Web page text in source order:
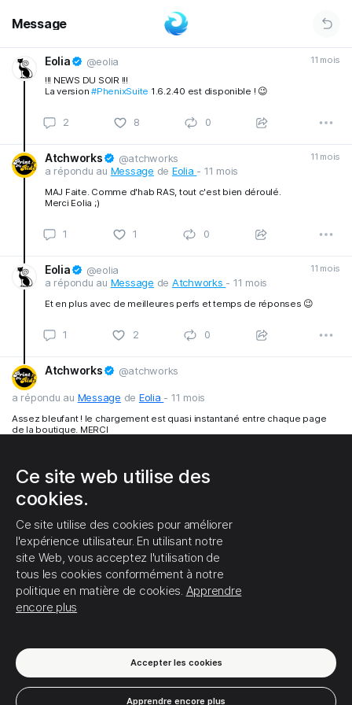
Message
Eolia @eolia
11 mois
!!! NEWS DU SOIR !!!
La version#PhenixSuite 1.6.2.40 est disponible ! 😉
Atchworks @atchworks 11 mois
a répondu au Message de Eolia - 11 mois
MAJ Faite. Comme d'hab RAS, tout c'est bien déroulé.
Merci Eolia ;)
1 1 0
Eolia @eolia 11 mois
a répondu au Message de Atchworks - 11 mois
Et en plus avec de meilleures perfs et temps de réponses 😉
1 2
Atchworks @atchworks
a répondu au Message de Eolia - 11 mois
Assez bleufant ! le chargement est quasi instantané entre chaque page
de la boutique. MERCI
1 1 0
Pilou @pilou
a répondu au Message deAtchworks- 11 mois
Oui, en effet, c'est juste magique !
Merci beaucoup Eolia 👍
0
Ce site web utilise des
cookies.
Ce site utilise des cookies pour améliorer
l'expérience utilisateur. En utilisant notre
site Web, vous acceptez l'utilisation de
tous les cookies conformément à notre
politique en matière de cookies. Apprendre
encore plus
Accepter les cookies
Apprendre encore plus